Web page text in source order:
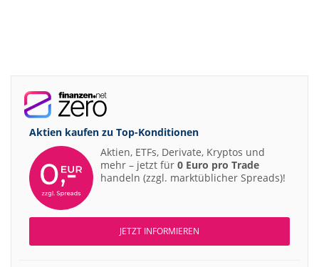
Aktien kaufen zu Top-Konditionen
Aktien, ETFs, Derivate, Kryptos und
mehr – jetzt für 0 Euro pro Trade
handeln (zzgl. marktüblicher Spreads)!
JETZT INFORMIEREN